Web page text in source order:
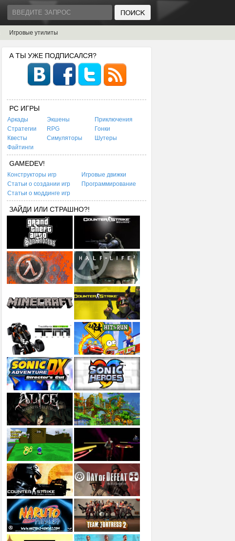
Игровые утилиты
А ТЫ УЖЕ ПОДПИСАЛСЯ?
PC ИГРЫ
Аркады Экшены
Приключения
Стратегии
RPG
Гонки
Квесты
Симуляторы
Шутеры
Файтинги
GAMEDEV!
Конструкторы игр
Игровые движки
Статьи о создании игр
Программирование
Статьи о моддинге игр
ЗАЙДИ ИЛИ СТРАШНО?!